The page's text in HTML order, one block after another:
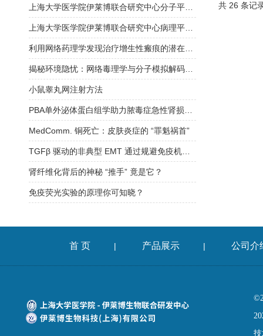
共 26 条记
小鼠睾丸网注射方法
MedComm. 铜死亡：皮肤炎症的 “罪魁祸首”
肾纤维化背后的神秘 “推手” 竟是它？
免疫荧光实验的原理你可知晓？
首 页 | 产品展示 | 公司介